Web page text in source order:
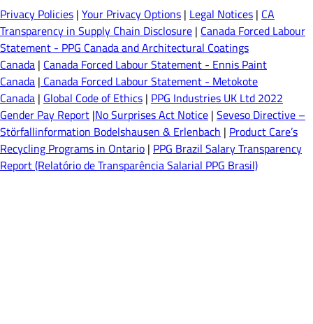
Privacy Policies | Your Privacy Options | Legal Notices | CA
Transparency in Supply Chain Disclosure | Canada Forced Labour
Statement - PPG Canada and Architectural Coatings
Canada | Canada Forced Labour Statement - Ennis Paint
Canada | Canada Forced Labour Statement - Metokote
Canada | Global Code of Ethics | PPG Industries UK Ltd 2022
Gender Pay Report |No Surprises Act Notice | Seveso Directive –
Störfallinformation Bodelshausen & Erlenbach | Product Care’s
Recycling Programs in Ontario | PPG Brazil Salary Transparency
Report (Relatório de Transparência Salarial PPG Brasil)